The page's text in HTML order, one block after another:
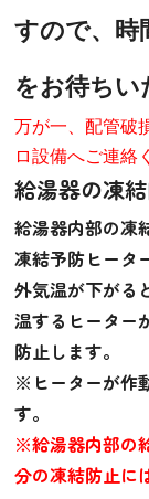
すので、時
をお待ちい
万が一、配管破
ロ設備へご連絡
給湯器の凍
給湯器内部の凍
凍結予防ヒータ
外気温が下がる
温するヒーター
防止します。
※ヒーターが作
す。
※給湯器内部の
分の凍結防止に